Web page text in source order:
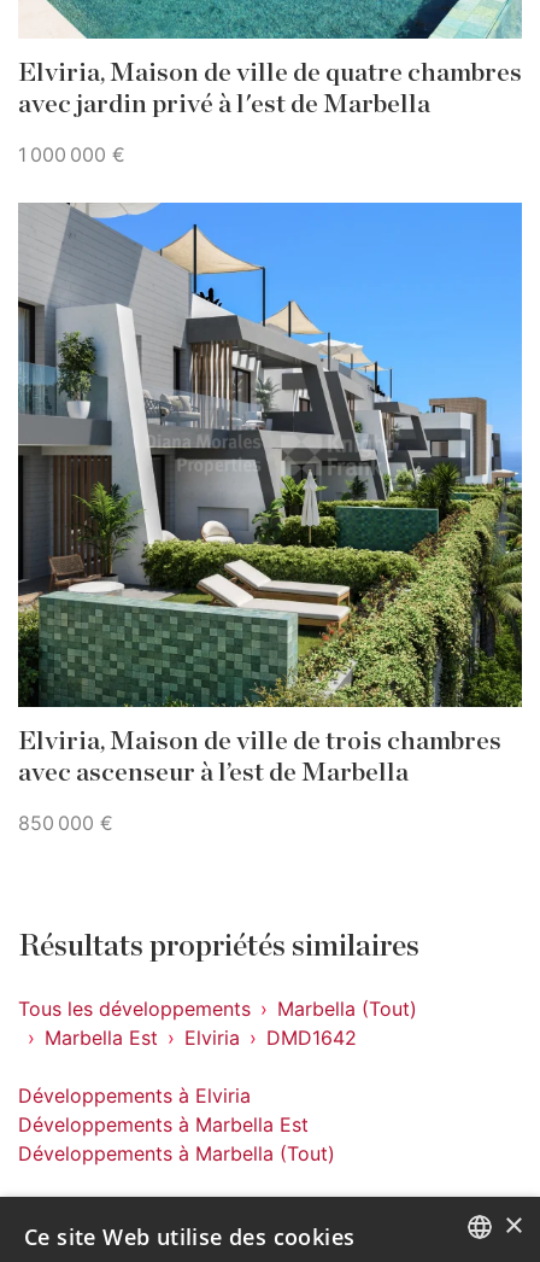
Elviria, Maison de ville de quatre chambres
avec jardin privé à l'est de Marbella
1 000 000 €
Elviria, Maison de ville de trois chambres
avec ascenseur à l’est de Marbella
850 000 €
Résultats propriétés similaires
Tous les développements
Marbella (Tout)
Marbella Est
Elviria DMD1642
Développements à Elviria
Développements à Marbella Est
Développements à Marbella (Tout)
×
Ce site Web utilise des cookies